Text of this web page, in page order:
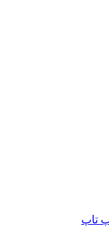
تاپ